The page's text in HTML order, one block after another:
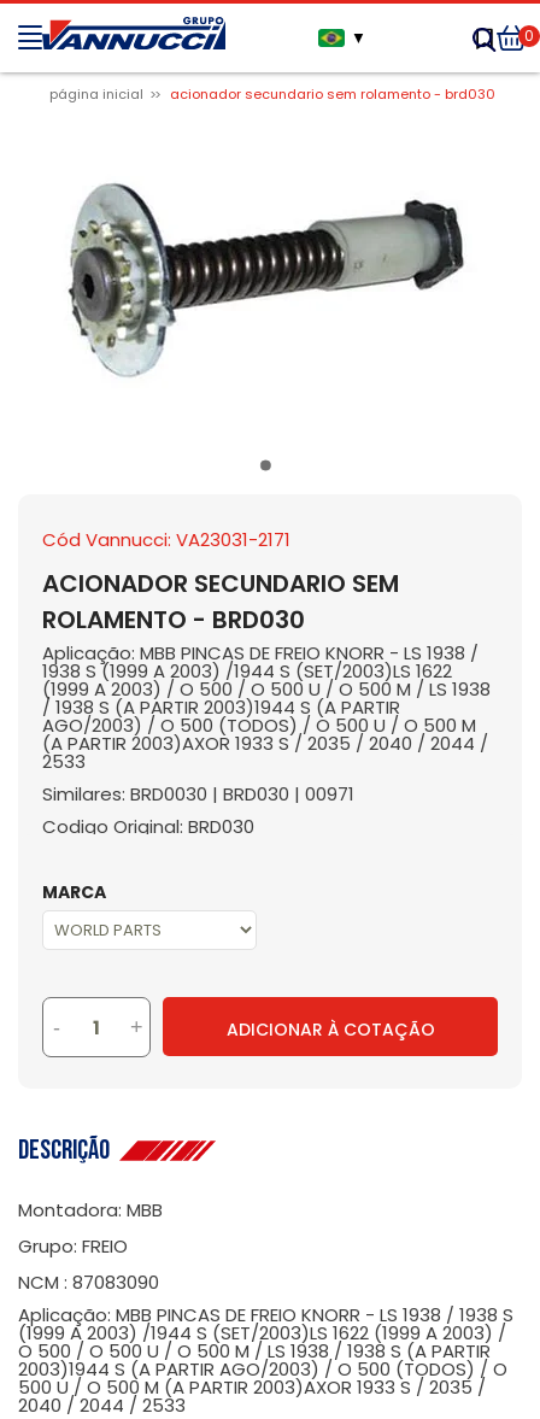
▼ 0
página inicial acionador secundario sem rolamento - brd030
Cód Vannucci: VA23031-2171
ACIONADOR SECUNDARIO SEM
ROLAMENTO - BRD030
Aplicação: MBB PINCAS DE FREIO KNORR - LS 1938 /
1938 S (1999 A 2003) /1944 S (SET/2003)LS 1622
(1999 A 2003) / O 500 / O 500 U / O 500 M / LS 1938
/ 1938 S (A PARTIR 2003)1944 S (A PARTIR
AGO/2003) / O 500 (TODOS) / O 500 U / O 500 M
(A PARTIR 2003)AXOR 1933 S / 2035 / 2040 / 2044 /
2533
Similares: BRD0030 | BRD030 | 00971
Codigo Original: BRD030
MARCA
- + ADICIONAR À COTAÇÃO
Descrição
Montadora: MBB
Grupo: FREIO
NCM : 87083090
Aplicação: MBB PINCAS DE FREIO KNORR - LS 1938 / 1938 S
(1999 A 2003) /1944 S (SET/2003)LS 1622 (1999 A 2003) /
O 500 / O 500 U / O 500 M / LS 1938 / 1938 S (A PARTIR
2003)1944 S (A PARTIR AGO/2003) / O 500 (TODOS) / O
500 U / O 500 M (A PARTIR 2003)AXOR 1933 S / 2035 /
2040 / 2044 / 2533